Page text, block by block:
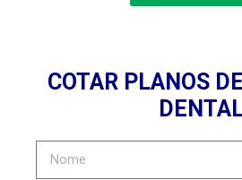
COTAR PLANOS